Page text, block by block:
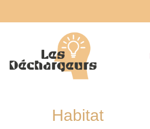
Habitat